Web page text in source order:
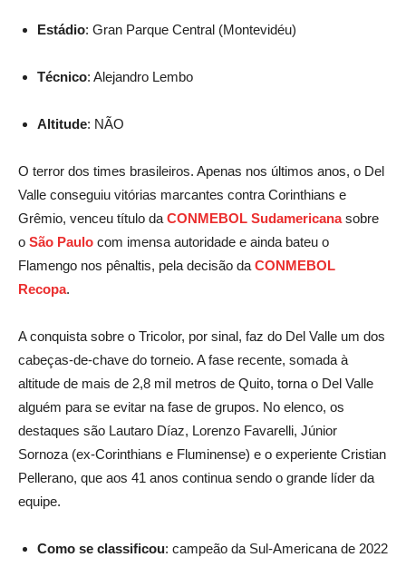
Estádio: Gran Parque Central (Montevidéu)
Técnico: Alejandro Lembo
Altitude: NÃO
O terror dos times brasileiros. Apenas nos últimos anos, o Del
Valle conseguiu vitórias marcantes contra Corinthians e
Grêmio, venceu título daCONMEBOL Sudamericanasobre
o São Paulo com imensa autoridade e ainda bateu o
Flamengo nos pênaltis, pela decisão daCONMEBOL
Recopa.
A conquista sobre o Tricolor, por sinal, faz do Del Valle um dos
cabeças-de-chave do torneio. A fase recente, somada à
altitude de mais de 2,8 mil metros de Quito, torna o Del Valle
alguém para se evitar na fase de grupos. No elenco, os
destaques são Lautaro Díaz, Lorenzo Favarelli, Júnior
Sornoza (ex-Corinthians e Fluminense) e o experiente Cristian
Pellerano, que aos 41 anos continua sendo o grande líder da
equipe.
Como se classificou: campeão da Sul-Americana de 2022